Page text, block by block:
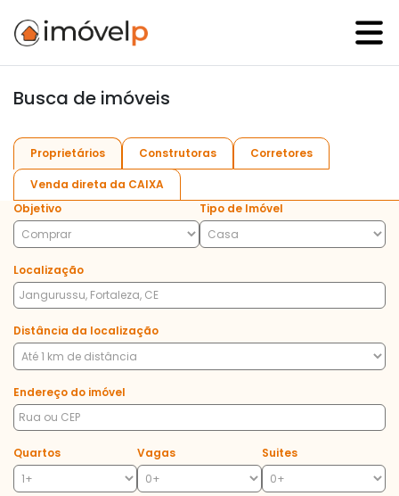
Busca de imóveis
Proprietários Construtoras Corretores
Venda direta da CAIXA
Objetivo
Tipo de Imóvel
Localização
Distância da localização
Endereço do imóvel
Quartos Vagas Suites